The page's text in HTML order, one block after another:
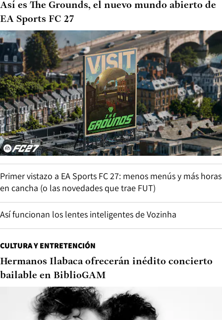
Así es The Grounds, el nuevo mundo abierto de
EA Sports FC 27
Primer vistazo a EA Sports FC 27: menos menús y más horas
en cancha (o las novedades que trae FUT)
Así funcionan los lentes inteligentes de Vozinha
CULTURA Y ENTRETENCIÓN
Hermanos Ilabaca ofrecerán inédito concierto
bailable en BiblioGAM